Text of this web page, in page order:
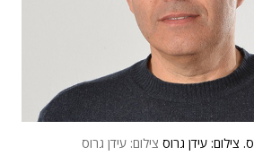
צילום: עידן גרוס צילום: עידן גרוס